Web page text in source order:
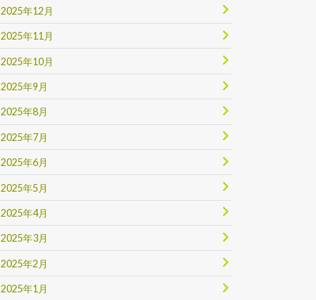
2025年12月
2025年11月
2025年10月
2025年9月
2025年8月
2025年7月
2025年6月
2025年5月
2025年4月
2025年3月
2025年2月
2025年1月